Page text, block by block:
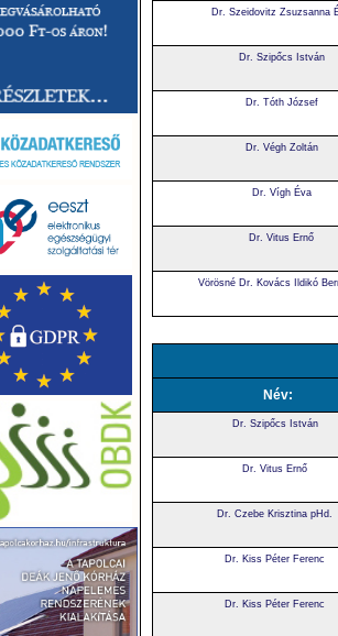
Dr. Szeidovitz Zsuzsanna
Dr. Szipőcs István
Dr. Tóth József
Dr. Végh Zoltán
Dr. Vígh Éva
Dr. Vitus Ernő
Vörösné Dr. Kovács Ildikó
Név:
Dr. Szipőcs István
Dr. Vitus Ernő
Dr. Czebe Krisztina pHd.
Dr. Kiss Péter Ferenc
Dr. Kiss Péter Ferenc